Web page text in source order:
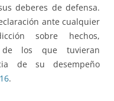
deberes de defensa.
ante cualquier
sobre hechos,
de los que tuvieran
de su desempeño
.